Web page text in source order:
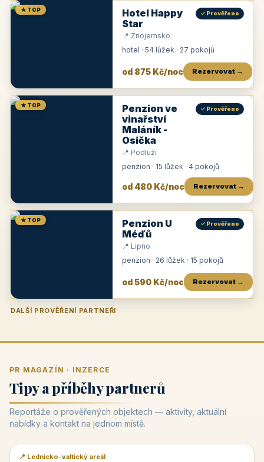
★ TOP
Hotel Happy
Star
✓ Prověřeno
📍 Znojemsko
hotel · 54 lůžek · 27 pokojů
od 875 Kč/noc Rezervovat →
★ TOP
Penzion ve
vinařství
Maláník -
Osička
✓ Prověřeno
📍 Podluží
penzion · 15 lůžek · 4 pokojů
od 480 Kč/noc Rezervovat →
★ TOP
Penzion U
Méďů
✓ Prověřeno
📍 Lipno
penzion · 26 lůžek · 15 pokojů
od 590 Kč/noc Rezervovat →
DALŠÍ PROVĚŘENÍ PARTNEŘI
Penzion U Zámku Pension Faber
PR MAGAZÍN · INZERCE
Tipy a příběhy partnerů
Reportáže o prověřených objektech — aktivity, aktuální
nabídky a kontakt na jednom místě.
📰 PR článek
📍 Lednicko-valtický areál